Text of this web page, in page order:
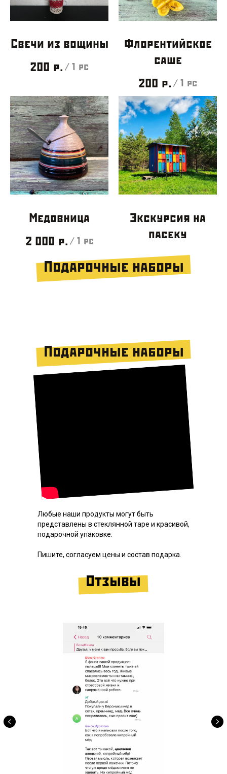
Свечи из вощины
200 р. / 1 pc
Флорентийское
саше
200 р. / 1 pc
Медовница
2 000 р. / 1 pc
Экскурсия на
пасеку
Подарочные наборы
Подарочные наборы
Любые наши продукты могут быть
представлены в стеклянной таре и красивой,
подарочной упаковке.
Пишите, согласуем цены и состав подарка.
Отзывы